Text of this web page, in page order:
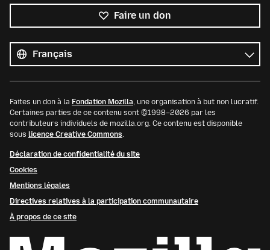
Faire un don
les
langues
Langue
Faites un don à la Fondation Mozilla, une organisation à but non lucratif.
Certaines parties de ce contenu sont ©1998–2026 par les
contributeurs individuels de mozilla.org. Ce contenu est disponible
sous licence Creative Commons.
Déclaration de confidentialité du site
Cookies
Mentions légales
Directives relatives à la participation communautaire
À propos de ce site